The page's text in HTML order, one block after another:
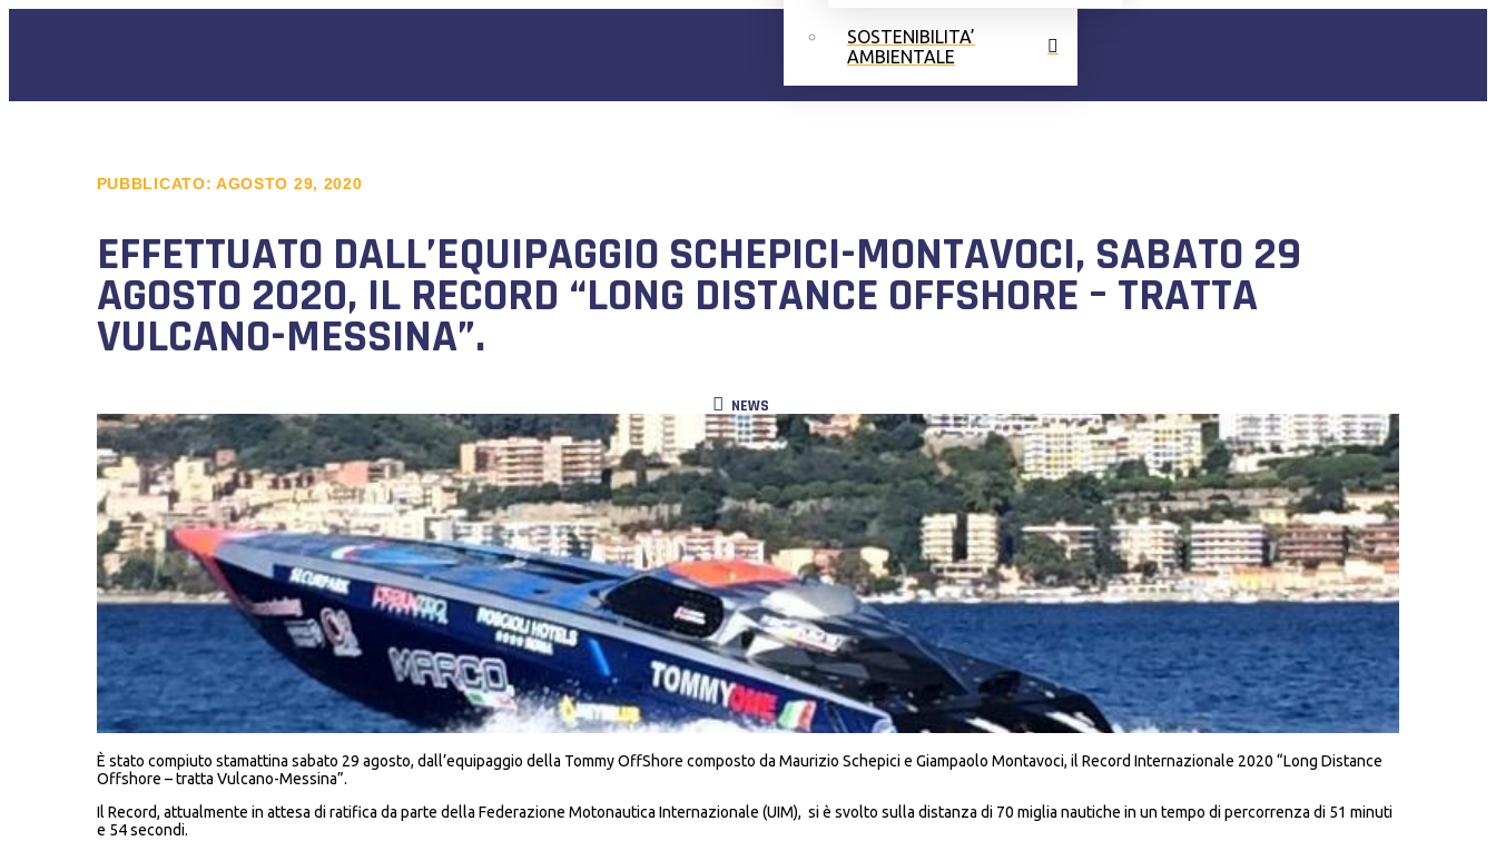
SOSTENIBILITA’
AMBIENTALE
PUBBLICATO:AGOSTO 29, 2020
EFFETTUATO DALL’EQUIPAGGIO SCHEPICI-MONTAVOCI, SABATO 29
AGOSTO 2020, IL RECORD “LONG DISTANCE OFFSHORE – TRATTA
VULCANO-MESSINA”.
NEWS
È stato compiuto stamattina sabato 29 agosto, dall’equipaggio della Tommy OffShore composto da Maurizio Schepici e Giampaolo Montavoci, il Record Internazionale 2020 “Long Distance
Offshore – tratta Vulcano-Messina”.
Il Record, attualmente in attesa di ratifica da parte della Federazione Motonautica Internazionale (UIM), si è svolto sulla distanza di 70 miglia nautiche in un tempo di percorrenza di 51 minuti
e 54 secondi.